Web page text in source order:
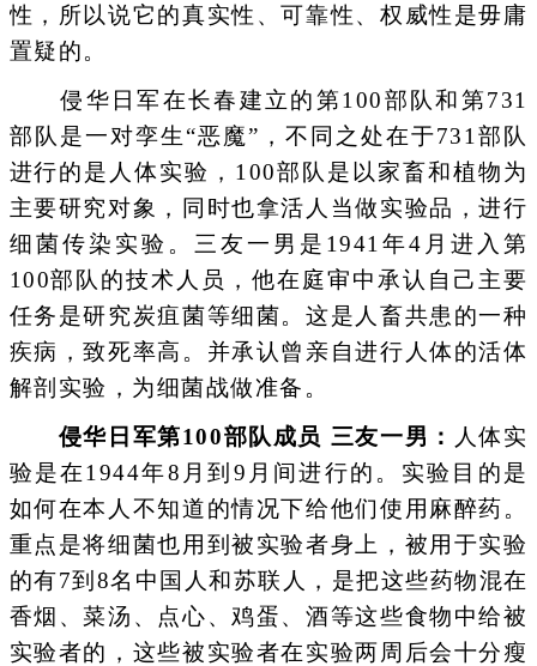
性，所以说它的真实性、可靠性、权威性是毋庸
置疑的。
侵华日军在长春建立的第100部队和第731
部队是一对孪生“恶魔”，不同之处在于731部队
进行的是人体实验，100部队是以家畜和植物为
主要研究对象，同时也拿活人当做实验品，进行
细菌传染实验。三友一男是1941年4月进入第
100部队的技术人员，他在庭审中承认自己主要
任务是研究炭疽菌等细菌。这是人畜共患的一种
疾病，致死率高。并承认曾亲自进行人体的活体
解剖实验，为细菌战做准备。
侵华日军第100部队成员 三友一男： 人体实
验是在1944年8月到9月间进行的。实验目的是
如何在本人不知道的情况下给他们使用麻醉药。
重点是将细菌也用到被实验者身上，被用于实验
的有7到8名中国人和苏联人，是把这些药物混在
香烟、菜汤、点心、鸡蛋、酒等这些食物中给被
实验者的，这些被实验者在实验两周后会十分瘦